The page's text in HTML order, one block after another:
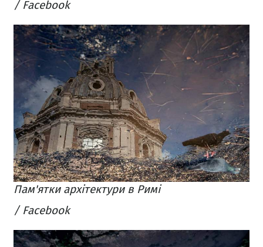
/ Facebook
Пам'ятки архітектури в Римі
/ Facebook